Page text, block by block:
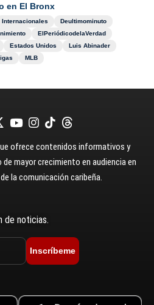
en El Bronx
Internacionales
Deultimominuto
ElPeriódicodelaVerdad
Estados Unidos
Luis Abinader
MLB
ofrece contenidos informativos y
mayor crecimiento en audiencia en
la comunicación caribeña.
de noticias.
Inscríbeme